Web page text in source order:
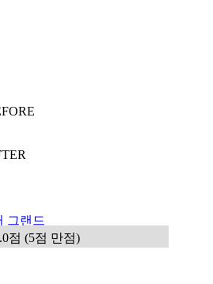
그랜드
점 (5점 만점)